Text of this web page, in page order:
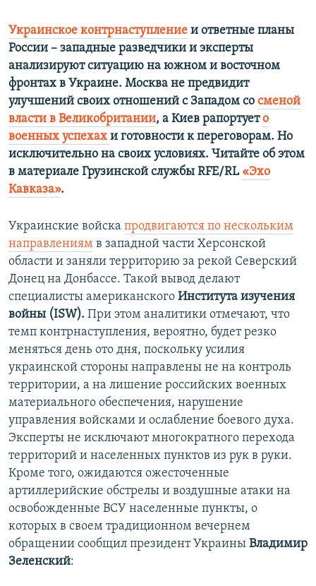
Украинское контрнаступление и ответные планы
России – западные разведчики и эксперты
анализируют ситуацию на южном и восточном
фронтах в Украине. Москва не предвидит
улучшений своих отношений с Западом со сменой
власти в Великобритании, а Киев рапортуето
военных успехах и готовности к переговорам. Но
исключительно на своих условиях. Читайте об этом
в материале Грузинской службы RFE/RL «Эхо
Кавказа».
Украинские войска продвигаются по нескольким
направлениям в западной части Херсонской
области и заняли территорию за рекой Северский
Донец на Донбассе. Такой вывод делают
специалисты американского Института изучения
войны (ISW). При этом аналитики отмечают, что
темп контрнаступления, вероятно, будет резко
меняться день ото дня, поскольку усилия
украинской стороны направлены не на контроль
территории, а на лишение российских военных
материального обеспечения, нарушение
управления войсками и ослабление боевого духа.
Эксперты не исключают многократного перехода
территорий и населенных пунктов из рук в руки.
Кроме того, ожидаются ожесточенные
артиллерийские обстрелы и воздушные атаки на
освобожденные ВСУ населенные пункты, о
которых в своем традиционном вечернем
обращении сообщил президент Украины Владимир
Зеленский: